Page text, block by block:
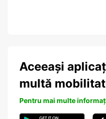
Aceeași
multă
Pentru mai multe